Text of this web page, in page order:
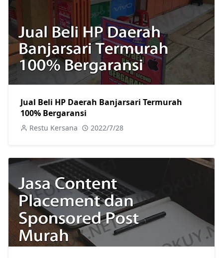
Jual Beli HP Daerah Banjarsari Termurah
100% Bergaransi
Restu Kersana 2022/7/28